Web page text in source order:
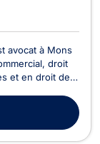
avocat à Mons
droit
et en droit de
accompagne